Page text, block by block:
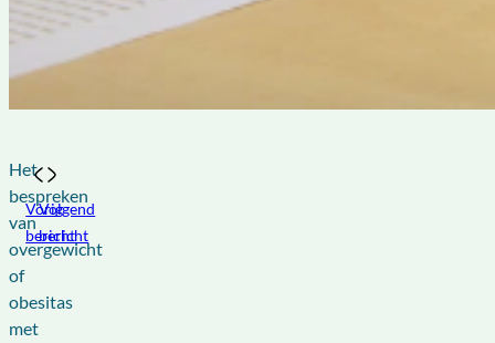
Het
bespreken
van
overgewicht
of
obesitas
met
Vorig
bericht
Volgend
bericht